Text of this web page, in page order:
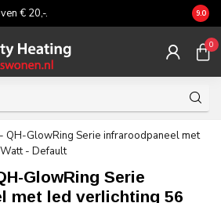
€ 20,-. 9.0
0
QH-GlowRing Serie infraroodpaneel met
- Default
GlowRing Serie
met led verlichting 56